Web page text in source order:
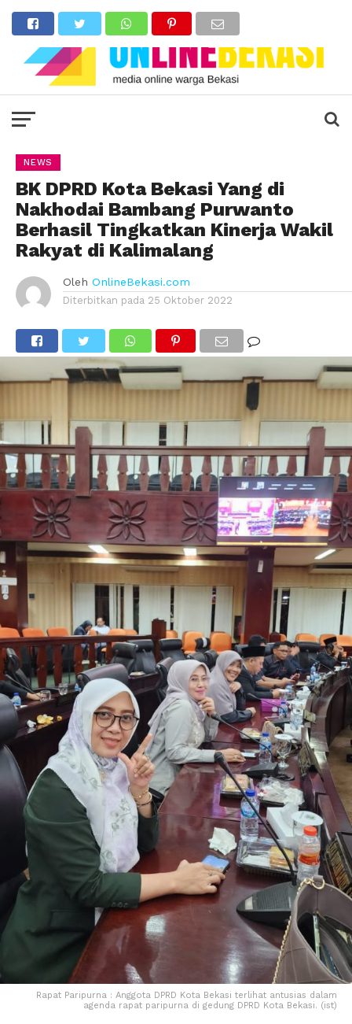
NEWS
BK DPRD Kota Bekasi Yang di
Nakhodai Bambang Purwanto
Berhasil Tingkatkan Kinerja Wakil
Rakyat di Kalimalang
Oleh OnlineBekasi.com
Diterbitkan pada 25 Oktober 2022
Rapat Paripurna : Anggota DPRD Kota Bekasi terlihat antusias dalam
agenda rapat paripurna di gedung DPRD Kota Bekasi. (ist)